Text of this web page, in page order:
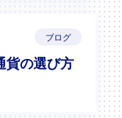
ブログ
貨の選び方